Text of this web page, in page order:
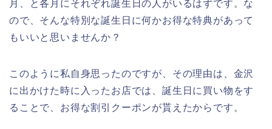
月、と各月にそれぞれ誕生日の人がいるはずです。な
ので、そんな特別な誕生日に何かお得な特典があって
もいいと思いませんか？
このように私自身思ったのですが、その理由は、金沢
に出かけた時に入ったお店では、誕生日に買い物をす
ることで、お得な割引クーポンが貰えたからです。